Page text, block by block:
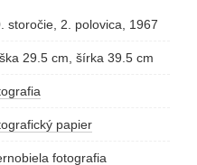
storočie, 2. polovica, 1967
29.5 cm, šírka 39.5 cm
papier
fotografia